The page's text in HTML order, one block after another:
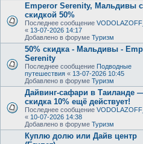
Emperor Serenity, Мальдивы
скидкой 50%
Последнее сообщение
« 13-07-2026 14:17
Добавлено в форуме Туризм
50% скидка - Мальдивы -
Serenity
Последнее сообщение Подводные
путешествия « 13-07-2026 10:45
Добавлено в форуме Туризм
Дайвинг-сафари в Таиланде
скидка 10% ещё действует!
Последнее сообщение
« 10-07-2026 14:38
Добавлено в форуме Туризм
Куплю долю или Дайв центр